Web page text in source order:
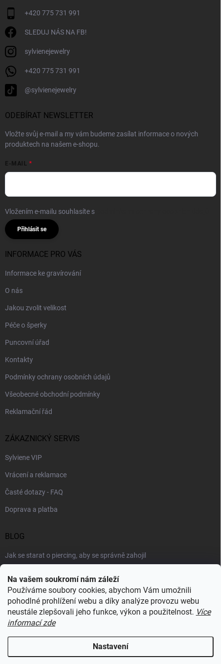
Na vašem soukromí nám záleží
Používáme soubory cookies, abychom Vám umožnili
pohodlné prohlížení webu a díky analýze provozu webu
neustále zlepšovali jeho funkce, výkon a použitelnost. Více
informací zde
Nastavení
+420 775 731 991
SLEDUJ NÁS NA FB!
sylvienejewelry
+420 775 731 991
@sylvienejewelry
ODEBÍRAT NEWSLETTER
Vložte svůj e-mail a my vám budeme zasílat informace o nových
produktech na našem e-shopu.
E-MAIL
Vložením e-mailu souhlasíte s
Přihlásit se
INFORMACE PRO VÁS
Informace ke gravírování
O nás
Jakou zvolit velikost
Péče o šperky
Puncovní úřad
Kontakty
Podmínky ochrany osobních údajů
Všeobecné obchodní podmínky
Reklamační řád
ZÁKAZNICKÝ SERVIS
Sylviene VIP
Vrácení a reklamace
Časté dotazy - FAQ
Doprava a platba
BLOG
Jak se starat o piercing, aby se správně zahojil
Šperky a voda: co šperkům vadí nejvíc a proč